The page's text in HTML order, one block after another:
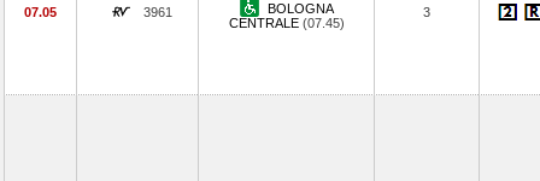
07.05 3961
BOLOGNA
CENTRALE (07.45)
3